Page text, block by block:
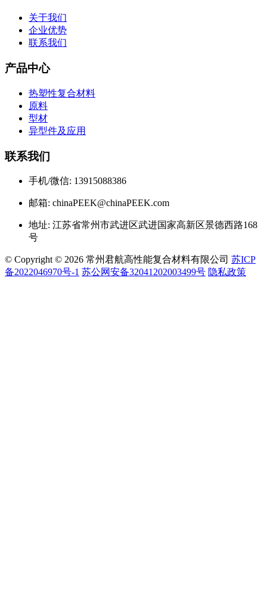
关于我们
企业优势
联系我们
产品中心
热塑性复合材料
原料
型材
异型件及应用
联系我们
手机/微信: 13915088386
邮箱: chinaPEEK@chinaPEEK.com
地址: 江苏省常州市武进区武进国家高新区景德西路168
号
© Copyright © 2026 常州君航高性能复合材料有限公司 苏ICP
备2022046970号-1 苏公网安备32041202003499号 隐私政策